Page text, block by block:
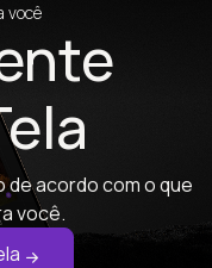
você
de acordo com o que
você.